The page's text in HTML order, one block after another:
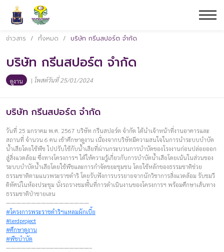
ข่าวสาร / ทั้งหมด / บริษัท กรีนสปอร์ต จำกัด
บริษัท กรีนสปอร์ต จำกัด
ดูงาน | โพสต์วันที่ 25/01/2024
บริษัท กรีนสปอร์ต จำกัด
วันที่ 25 มกราคม พ.ศ. 2567 บริษัท กรีนสปอร์ต จำกัด ได้นำเจ้าหน้าที่งานอาคารและ
สถานที่ จำนวน 6 คน เข้าศึกษาดูงาน เนื่องจากบริษัทมีความสนใจในการนำระบบบำบัด
น้ำเสียโดยใช้พืช ไปปรับใช้กับน้ำเสียที่ผ่านกระบวนการบำบัดของโรงงานก่อนปล่อยออก
สู่สิ่งแวดล้อม ซึ่งทางโครงการฯ ได้ให้ความรู้เกี่ยวกับการบำบัดน้ำเสียโดยเน้นในส่วนของ
ระบบบำบัดน้ำเสียโดยใช้พืชและการกำจัดขยะชุมชน โดยใช้หลักของธรรมชาติช่วย
ธรรมชาติตามแนวพระราชดำริ โดยรับฟังการบรรยายจากนักวิชาการสิ่งแวดล้อม รับชมวี
ดิทัศน์ในห้องประชุม นั่งรถรางชมพื้นที่การดำเนินงานของโครงการฯ พร้อมศึกษาเส้นทาง
ธรรมชาติป่าชายเลน
————————–————————
#โครงการพระราชดำริฯแหลมผักเบี้ย
#lerdproject
#ศึกษาดูงาน
#พืชบำบัด
————————–————————–